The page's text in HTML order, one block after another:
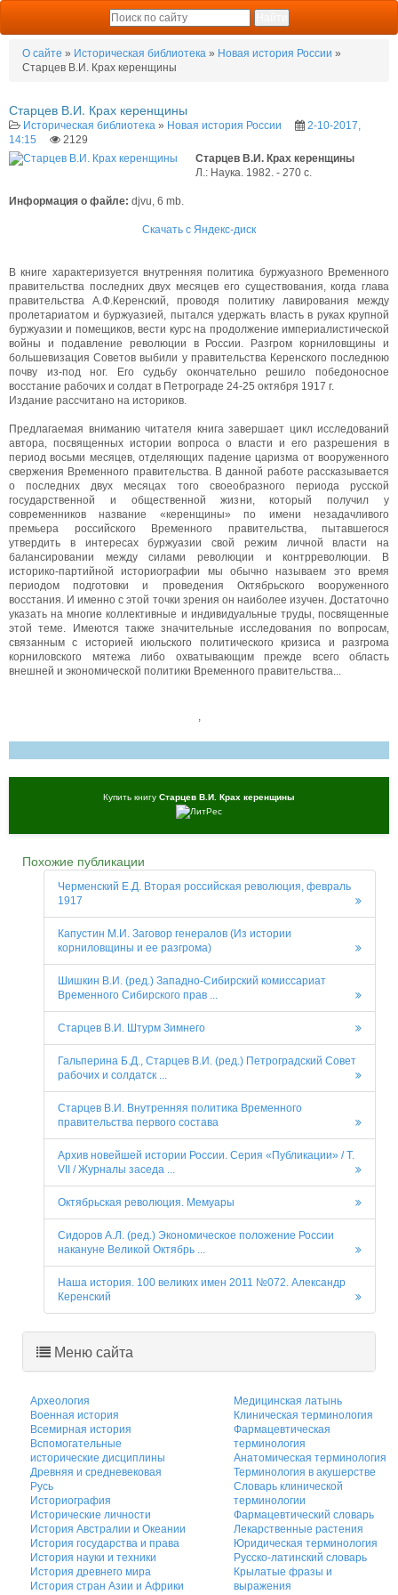
О сайте » Историческая библиотека » Новая история России »
Старцев В.И. Крах керенщины
Старцев В.И. Крах керенщины
Историческая библиотека » Новая история России
2-10-2017,
14:15
2129
Старцев В.И. Крах керенщины
Л.: Наука. 1982. - 270 с.
Информация о файле: djvu, 6 mb.
Скачать с Яндекс-диск
В книге характеризуется внутренняя политика буржуазного Временного
правительства последних двух месяцев его существования, когда глава
правительства А.Ф.Керенский, проводя политику лавирования между
пролетариатом и буржуазией, пытался удержать власть в руках крупной
буржуазии и помещиков, вести курс на продолжение империалистической
войны и подавление революции в России. Разгром корниловщины и
большевизация Советов выбили у правительства Керенского последнюю
почву из-под ног. Его судьбу окончательно решило победоносное
восстание рабочих и солдат в Петрограде 24-25 октября 1917 г.
Издание рассчитано на историков.
Предлагаемая вниманию читателя книга завершает цикл исследований
автора, посвященных истории вопроса о власти и его разрешения в
период восьми месяцев, отделяющих падение царизма от вооруженного
свержения Временного правительства. В данной работе рассказывается
о последних двух месяцах того своеобразного периода русской
государственной и общественной жизни, который получил у
современников название «керенщины» по имени незадачливого
премьера российского Временного правительства, пытавшегося
утвердить в интересах буржуазии свой режим личной власти на
балансировании между силами революции и контрреволюции. В
историко-партийной историографии мы обычно называем это время
периодом подготовки и проведения Октябрьского вооруженного
восстания. И именно с этой точки зрения он наиболее изучен. Достаточно
указать на многие коллективные и индивидуальные труды, посвященные
этой теме. Имеются также значительные исследования по вопросам,
связанным с историей июльского политического кризиса и разгрома
корниловского мятежа либо охватывающим прежде всего область
внешней и экономической политики Временного правительства...
,
Купить книгу Старцев В.И. Крах керенщины
Похожие публикации
Черменский Е.Д. Вторая российская революция, февраль
1917
Капустин М.И. Заговор генералов (Из истории
корниловщины и ее разгрома)
Шишкин В.И. (ред.) Западно-Сибирский комиссариат
Временного Сибирского прав ...
Старцев В.И. Штурм Зимнего
Гальперина Б.Д., Старцев В.И. (ред.) Петроградский Совет
рабочих и солдатск ...
Старцев В.И. Внутренняя политика Временного
правительства первого состава
Архив новейшей истории России. Серия «Публикации» / Т.
VII / Журналы заседа ...
Октябрьская революция. Мемуары
Сидоров А.Л. (ред.) Экономическое положение России
накануне Великой Октябрь ...
Наша история. 100 великих имен 2011 №072. Александр
Керенский
Меню сайта
Археология
Военная история
Всемирная история
Вспомогательные
исторические дисциплины
Древняя и средневековая
Русь
Историография
Исторические личности
История Австралии и Океании
История государства и права
История науки и техники
История древнего мира
История стран Азии и Африки
Медицинская латынь
Клиническая терминология
Фармацевтическая
терминология
Анатомическая терминология
Терминология в акушерстве
Словарь клинической
терминологии
Фармацевтический словарь
Лекарственные растения
Юридическая терминология
Русско-латинский словарь
Крылатые фразы и
выражения